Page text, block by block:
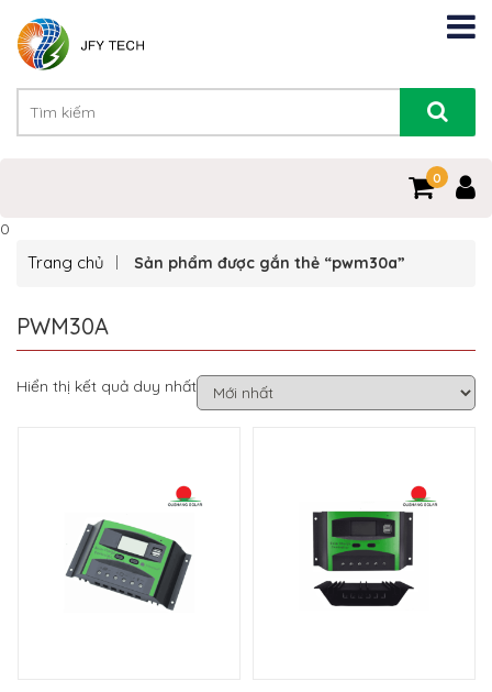
0
0
Trang chủ Sản phẩm được gắn thẻ “pwm30a”
PWM30A
Hiển thị kết quả duy nhất